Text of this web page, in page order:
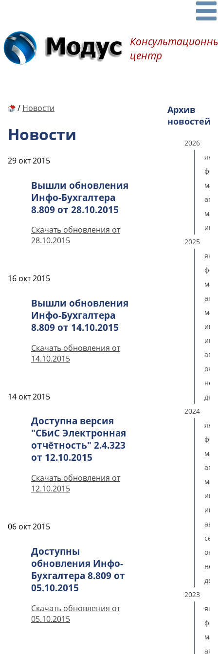
центр
/ Новости
Новости
29 окт 2015
Вышли обновления
Инфо-Бухгалтера
8.809 от 28.10.2015
Скачать обновления от
28.10.2015
16 окт 2015
Вышли обновления
Инфо-Бухгалтера
8.809 от 14.10.2015
Скачать обновления от
14.10.2015
14 окт 2015
Доступна версия
"СБиС Электронная
отчётность" 2.4.323
от 12.10.2015
Скачать обновления от
12.10.2015
06 окт 2015
Доступны
обновления Инфо-
Бухгалтера 8.809 от
05.10.2015
Скачать обновления от
05.10.2015
Архив
новостей
2026
мая
2025
мая
2024
мая
2023